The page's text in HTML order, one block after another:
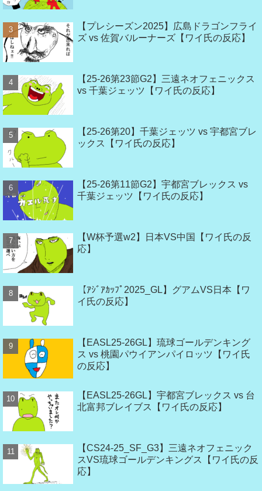
【プレシーズン2025】広島ドラゴンフライ
ズ vs 佐賀バルーナーズ【ワイ氏の反応】
【25-26第23節G2】三遠ネオフェニックス
vs 千葉ジェッツ【ワイ氏の反応】
【25-26第20】千葉ジェッツ vs 宇都宮ブレ
ックス【ワイ氏の反応】
【25-26第11節G2】宇都宮ブレックス vs
千葉ジェッツ【ワイ氏の反応】
【W杯予選w2】日本VS中国【ワイ氏の反
応】
【ｱｼﾞｱｶｯﾌﾟ2025_GL】グアムVS日本【ワ
イ氏の反応】
【EASL25-26GL】琉球ゴールデンキング
ス vs 桃園パウイアンパイロッツ【ワイ氏
の反応】
【EASL25-26GL】宇都宮ブレックス vs 台
北富邦ブレイブス【ワイ氏の反応】
【CS24-25_SF_G3】三遠ネオフェニック
スVS琉球ゴールデンキングス【ワイ氏の反
応】